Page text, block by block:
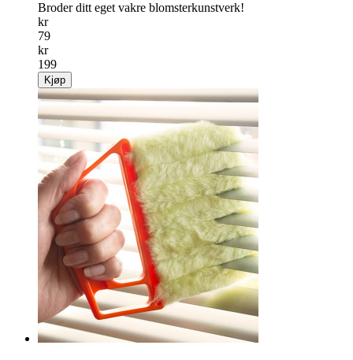
Broder ditt eget vakre blomsterkunstverk!
kr
79
kr
199
Kjøp